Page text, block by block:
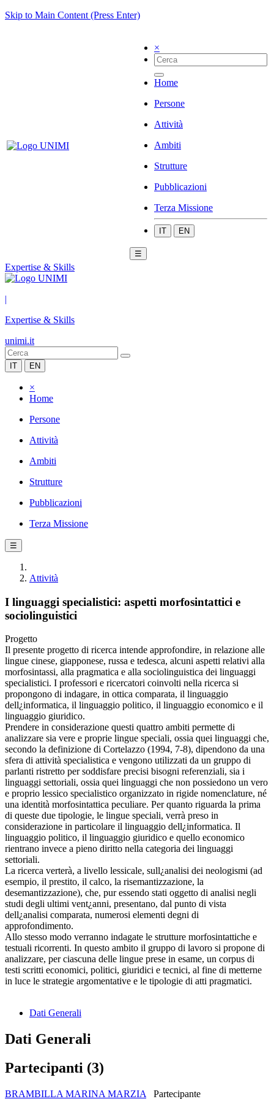
Skip to Main Content (Press Enter)
×
Home
Persone
Attività
Ambiti
Strutture
Pubblicazioni
Terza Missione
IT EN
☰
Expertise & Skills
|
Expertise & Skills
unimi.it
IT EN
×
Home
Persone
Attività
Ambiti
Strutture
Pubblicazioni
Terza Missione
☰
Attività
I linguaggi specialistici: aspetti morfosintattici e
sociolinguistici
Progetto
Il presente progetto di ricerca intende approfondire, in relazione alle
lingue cinese, giapponese, russa e tedesca, alcuni aspetti relativi alla
morfosintassi, alla pragmatica e alla sociolinguistica dei linguaggi
specialistici. I professori e ricercatori coinvolti nella ricerca si
propongono di indagare, in ottica comparata, il linguaggio
dell¿informatica, il linguaggio politico, il linguaggio economico e il
linguaggio giuridico.
Prendere in considerazione questi quattro ambiti permette di
analizzare sia vere e proprie lingue speciali, ossia quei linguaggi che,
secondo la definizione di Cortelazzo (1994, 7-8), dipendono da una
sfera di attività specialistica e vengono utilizzati da un gruppo di
parlanti ristretto per soddisfare precisi bisogni referenziali, sia i
linguaggi settoriali, ossia quei linguaggi che non possiedono un vero
e proprio lessico specialistico organizzato in rigide nomenclature, né
una identità morfosintattica peculiare. Per quanto riguarda la prima
di queste due tipologie, le lingue speciali, verrà preso in
considerazione in particolare il linguaggio dell¿informatica. Il
linguaggio politico, il linguaggio giuridico e quello economico
rientrano invece a pieno diritto nella categoria dei linguaggi
settoriali.
La ricerca verterà, a livello lessicale, sull¿analisi dei neologismi (ad
esempio, il prestito, il calco, la risemantizzazione, la
desemantizzazione), che, pur essendo stati oggetto di analisi negli
studi degli ultimi vent¿anni, presentano, dal punto di vista
dell¿analisi comparata, numerosi elementi degni di
approfondimento.
Allo stesso modo verranno indagate le strutture morfosintattiche e
testuali ricorrenti. In questo ambito il gruppo di lavoro si propone di
analizzare, per ciascuna delle lingue prese in esame, un corpus di
testi scritti economici, politici, giuridici e tecnici, al fine di metterne
in luce le strategie argomentative e le tipologie di atti pragmatici.
Dati Generali
Dati Generali
Partecipanti (3)
BRAMBILLA MARINA MARZIA Partecipante